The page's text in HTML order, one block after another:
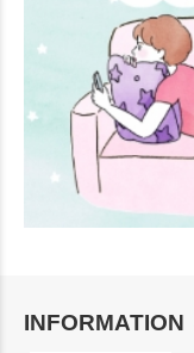
INFORMATION